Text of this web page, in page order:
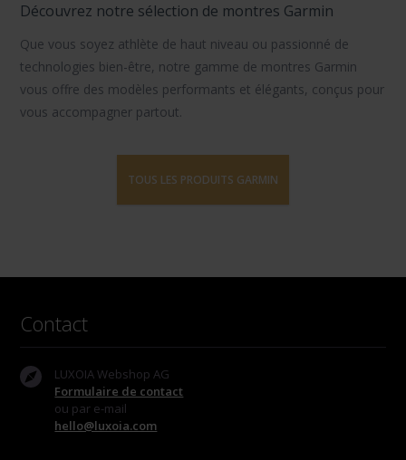
Découvrez notre sélection de montres Garmin
Que vous soyez athlète de haut niveau ou passionné de
technologies bien-être, notre gamme de montres Garmin
vous offre des modèles performants et élégants, conçus pour
vous accompagner partout.
TOUS LES PRODUITS GARMIN
Contact
LUXOIA Webshop AG
Formulaire de contact
ou par e-mail
hello@luxoia.com